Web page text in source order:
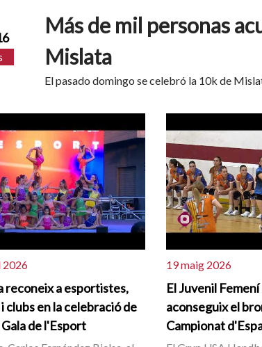
Más de mil personas
Mislata
El pasado domingo se celebró la 10k de
2026
reconeix a esportistes,
clubs en la celebració de
de l'Esport
19 maig 2026
El Juvenil
aconseguix el
Campionat